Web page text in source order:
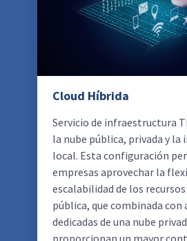
Cloud Híbrida
Servicio de infraestructura
la nube pública, privada y
local. Esta configuración
empresas aprovechar la
escalabilidad de los
pública, que combinada con
dedicadas de una nube
proporcionan un mayor